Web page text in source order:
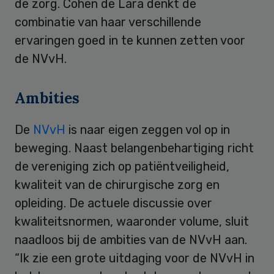
de zorg. Cohen de Lara denkt de
combinatie van haar verschillende
ervaringen goed in te kunnen zetten voor
de NVvH.
Ambities
De NVvH is naar eigen zeggen vol op in
beweging. Naast belangenbehartiging richt
de vereniging zich op patiëntveiligheid,
kwaliteit van de chirurgische zorg en
opleiding. De actuele discussie over
kwaliteitsnormen, waaronder volume, sluit
naadloos bij de ambities van de NVvH aan.
“Ik zie een grote uitdaging voor de NVvH in